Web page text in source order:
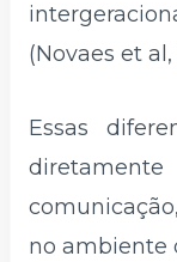
(Novaes et al,
Essas
no ambiente